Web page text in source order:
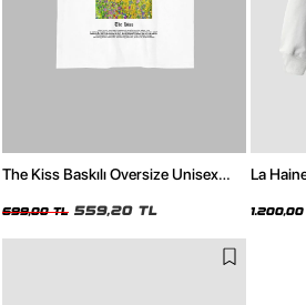
The Kiss Baskılı Oversize Unisex
699,00 TL 559,20 TL
La
1.200,00